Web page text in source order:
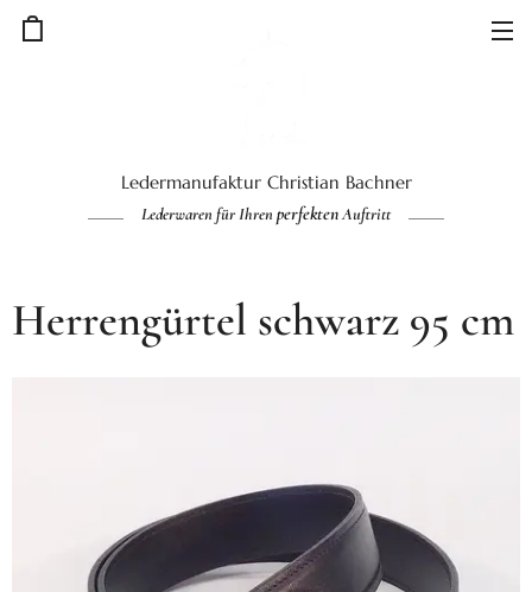
Ledermanufaktur Christian Bachner
Lederwaren für Ihren perfektenAuftritt
Herrengürtel schwarz 95 cm